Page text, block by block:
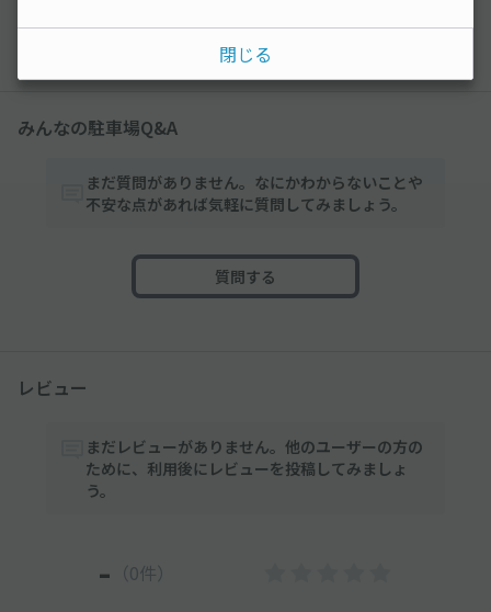
以降の空き状況は毎日24:00に更新されます。
みんなの駐車場Q&A
まだ質問がありません。なにかわからないことや
不安な点があれば気軽に質問してみましょう。
質問する
レビュー
まだレビューがありません。他のユーザーの方の
ために、利用後にレビューを投稿してみましょ
う。
- （0件）
閉じる